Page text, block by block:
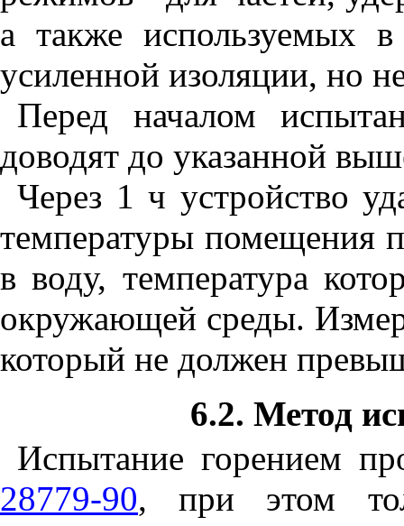
а также используемых в
усиленной изоляции, но
Перед началом
доводят до указанной
Через 1 ч устройство
температуры помещения
в воду, температура
окружающей среды.
который не должен
6.2. Метод
Испытание горением
28779-90, при этом